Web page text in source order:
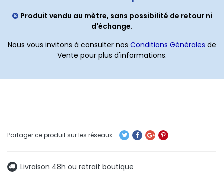
Livraison 48h ou retrait boutique
Produit vendu au mètre, sans possibilité de retour ni
d'échange.
Nous vous invitons à consulter nos Conditions Générales de
Vente pour plus d'informations.